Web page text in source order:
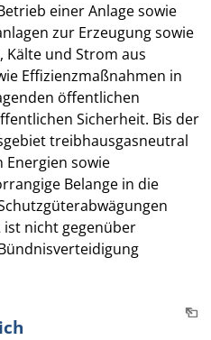
einer Anlage sowie
zur Erzeugung sowie
und Strom aus
Effizienzmaßnahmen in
öffentlichen
Sicherheit. Bis der
treibhausgasneutral
sowie
Belange in die
ist nicht gegenüber